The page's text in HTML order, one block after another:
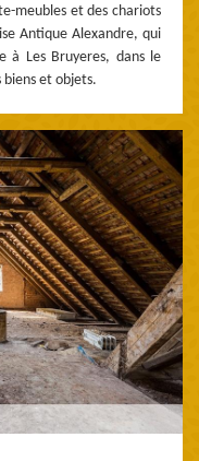
meubles et des chariots
Antique Alexandre, qui
à Les Bruyeres, dans le
et objets.